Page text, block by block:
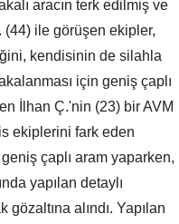
aracın terk edilmiş ve
(44) ile görüşen ekipler,
kendisinin de silahla
için geniş çaplı
İlhan Ç.'nin (23) bir AVM
ekiplerini fark eden
çaplı aram yaparken,
yapılan detaylı
alındı. Yapılan